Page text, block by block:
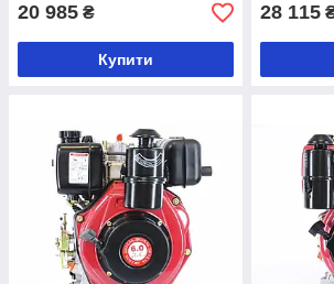
20 985 ₴
Купити
28 115